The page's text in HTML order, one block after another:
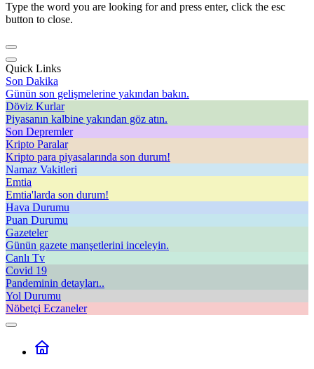
Type the word you are looking for and press enter, click the esc
button to close.
Quick Links
Son Dakika
Günün son gelişmelerine yakından bakın.
Döviz Kurlar
Piyasanın kalbine yakından göz atın.
Son Depremler
Kripto Paralar
Kripto para piyasalarında son durum!
Namaz Vakitleri
Emtia
Emtia'larda son durum!
Hava Durumu
Puan Durumu
Gazeteler
Günün gazete manşetlerini inceleyin.
Canlı Tv
Covid 19
Pandeminin detayları..
Yol Durumu
Nöbetçi Eczaneler